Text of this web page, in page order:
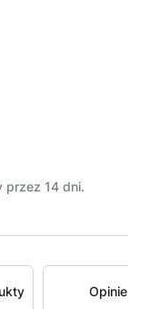
przez 14 dni.
Opinie